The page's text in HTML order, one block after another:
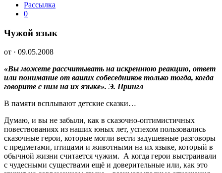
Рассылка
0
Чужой язык
от · 09.05.2008
«Вы можете рассчитывать на искреннюю реакцию, ответ
или понимание от ваших собеседников только тогда, когда
говорите с ним на их языке». Э. Прингл
В памяти всплывают детские сказки…
Думаю, и вы не забыли, как в сказочно-оптимистичных
повествованиях из наших юных лет, успехом пользовались
сказочные герои, которые могли вести задушевные разговоры
с предметами, птицами и животными на их языке, который в
обычной жизни считается чужим. А когда герои выстраивали
с чудесными существами ещё и доверительные или, как это